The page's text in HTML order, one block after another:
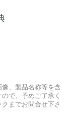
、製品名称等を含
で、予めご了承く
までお問合せ下さ